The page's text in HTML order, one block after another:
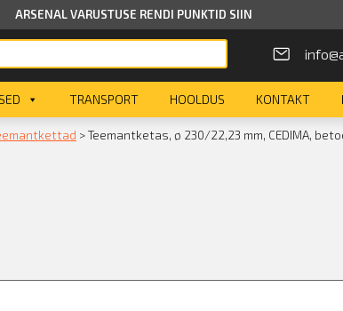
ARSENAL VARUSTUSE RENDI PUNKTID SIIN
TRANSPORT HOOLDUS KONTAKT
>Teemantketas, ø 230/22,23 mm, CEDIMA,